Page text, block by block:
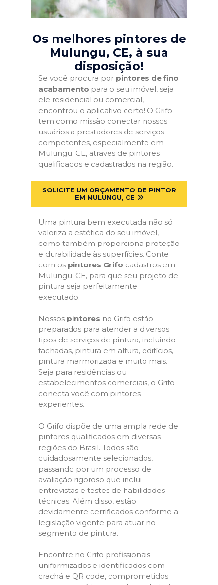
Os melhores pintores de
Mulungu, CE, à sua
disposição!
Se você procura por pintores de fino
acabamento para o seu imóvel, seja
ele residencial ou comercial,
encontrou o aplicativo certo! O Grifo
tem como missão conectar nossos
usuários a prestadores de serviços
competentes, especialmente em
Mulungu, CE, através de pintores
qualificados e cadastrados na região.
SOLICITE UM ORÇAMENTO DE PINTOR
EM MULUNGU, CE
Uma pintura bem executada não só
valoriza a estética do seu imóvel,
como também proporciona proteção
e durabilidade às superfícies. Conte
com os pintores Grifo cadastros em
Mulungu, CE, para que seu projeto de
pintura seja perfeitamente
executado.
Nossos pintores no Grifo estão
preparados para atender a diversos
tipos de serviços de pintura, incluindo
fachadas, pintura em altura, edifícios,
pintura marmorizada e muito mais.
Seja para residências ou
estabelecimentos comerciais, o Grifo
conecta você com pintores
experientes.
O Grifo dispõe de uma ampla rede de
pintores qualificados em diversas
regiões do Brasil. Todos são
cuidadosamente selecionados,
passando por um processo de
avaliação rigoroso que inclui
entrevistas e testes de habilidades
técnicas. Além disso, estão
devidamente certificados conforme a
legislação vigente para atuar no
segmento de pintura.
Encontre no Grifo profissionais
uniformizados e identificados com
crachá e QR code, comprometidos